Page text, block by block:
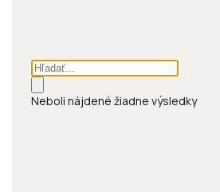
Neboli nájdené žiadne výsledky